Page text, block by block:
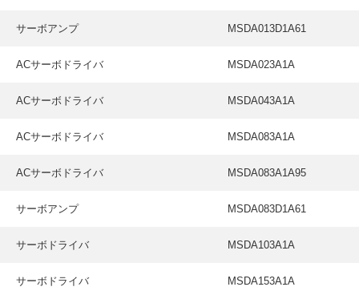
サーボアンプ MSDA013D1A61
ACサーボドライバ MSDA023A1A
ACサーボドライバ MSDA043A1A
ACサーボドライバ MSDA083A1A
ACサーボドライバ MSDA083A1A95
サーボアンプ MSDA083D1A61
サーボドライバ MSDA103A1A
サーボドライバ MSDA153A1A